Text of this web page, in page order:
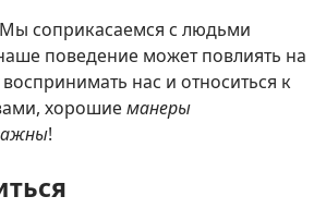
Мы соприкасаемся с людьми
поведение может повлиять на
нас и относиться к
хорошие манеры
!